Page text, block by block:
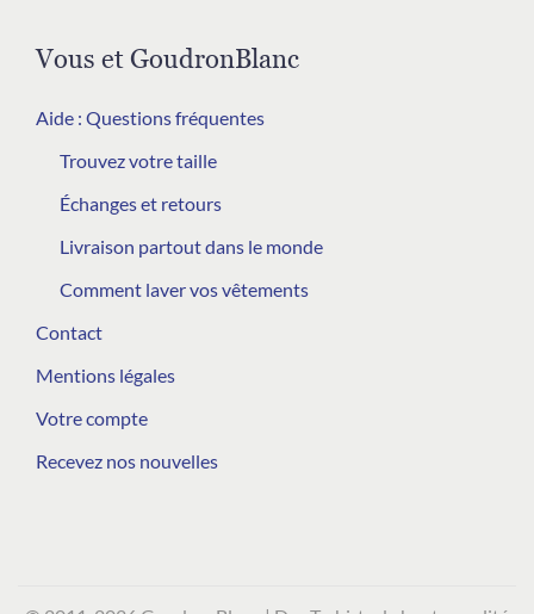
Vous et GoudronBlanc
Aide : Questions fréquentes
Trouvez votre taille
Échanges et retours
Livraison partout dans le monde
Comment laver vos vêtements
Contact
Mentions légales
Votre compte
Recevez nos nouvelles